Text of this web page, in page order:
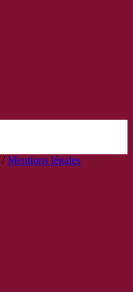
/Mentions légales